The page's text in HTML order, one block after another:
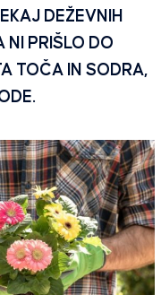
DEŽEVNIH
NI PRIŠLO DO
TOČA IN SODRA,